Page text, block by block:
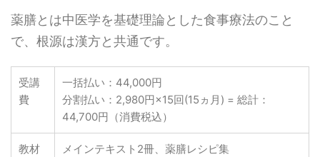
薬膳とは中医学を基礎理論とした食事療法のこと
で、根源は漢方と共通です。
受講
費
一括払い：44,000円
分割払い：2,980円×15回(15ヵ月) = 総計：
44,700円（消費税込）
教材
メインテキスト2冊、薬膳レシピ集